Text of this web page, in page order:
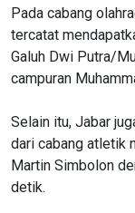
Pada cabang
tercatat
Galuh Dwi Putra/
campuran
Selain itu, Jabar
dari cabang atletik
Martin Simbolon
detik.